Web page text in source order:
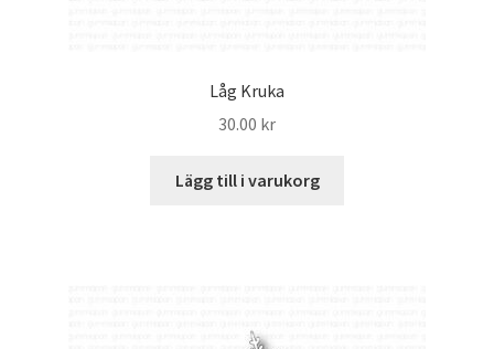
Låg Kruka
30.00 kr
Lägg till i varukorg